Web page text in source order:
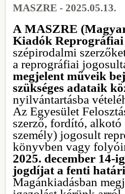
MASZRE - 2025.05.13.
A MASZRE
Kiadók
szépirodalmi
a reprográfiai
megjelent műveik
szükséges adataik
nyilvántartásba
Az Egyesület
szerző, fordító, alkotó
személy) jogosult
könyvben vagy
2025. december 14-
jogdíjat a fenti
Magánkiadásban